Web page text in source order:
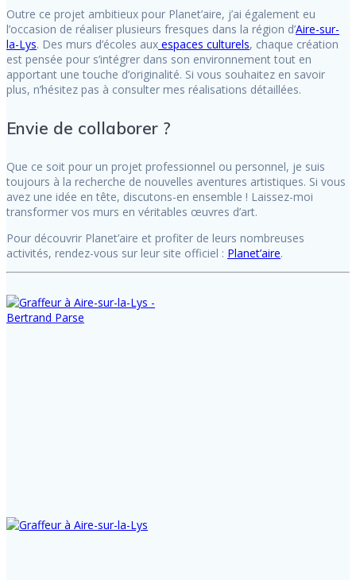
Outre ce projet ambitieux pour Planet’aire, j’ai également eu
l’occasion de réaliser plusieurs fresques dans la région d’Aire-sur-
la-Lys. Des murs d’écoles aux espaces culturels, chaque création
est pensée pour s’intégrer dans son environnement tout en
apportant une touche d’originalité. Si vous souhaitez en savoir
plus, n’hésitez pas à consulter mes réalisations détaillées.
Envie de collaborer ?
Que ce soit pour un projet professionnel ou personnel, je suis
toujours à la recherche de nouvelles aventures artistiques. Si vous
avez une idée en tête, discutons-en ensemble ! Laissez-moi
transformer vos murs en véritables œuvres d’art.
Pour découvrir Planet’aire et profiter de leurs nombreuses
activités, rendez-vous sur leur site officiel : Planet’aire.